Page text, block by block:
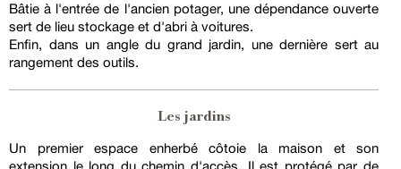
Bâtie à l'entrée de l'ancien potager, une dépendance ouverte
sert de lieu stockage et d'abri à voitures.
Enfin, dans un angle du grand jardin, une dernière sert au
rangement des outils.
Les jardins
Un premier espace enherbé côtoie la maison et son